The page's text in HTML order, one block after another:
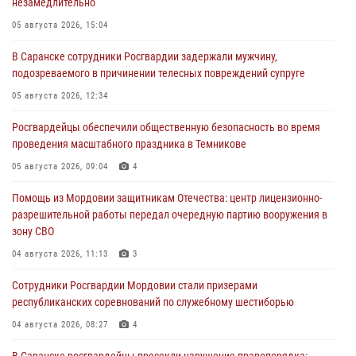
05 августа 2026, 15:04
В Саранске сотрудники Росгвардии задержали мужчину,
подозреваемого в причинении телесных повреждений супруге
05 августа 2026, 12:34
Росгвардейцы обеспечили общественную безопасность во время
проведения масштабного праздника в Темникове
05 августа 2026, 09:04 4
Помощь из Мордовии защитникам Отечества: центр лицензионно-
разрешительной работы передал очередную партию вооружения в
зону СВО
04 августа 2026, 11:13 3
Сотрудники Росгвардии Мордовии стали призерами
республиканских соревнований по служебному шестиборью
04 августа 2026, 08:27 4